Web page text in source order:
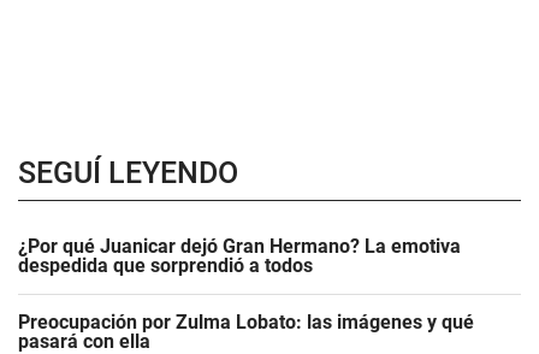
SEGUÍ LEYENDO
¿Por qué Juanicar dejó Gran Hermano? La emotiva
despedida que sorprendió a todos
Preocupación por Zulma Lobato: las imágenes y qué
pasará con ella